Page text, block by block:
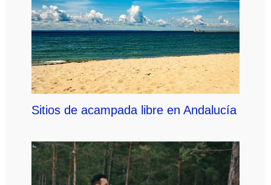
Sitios de acampada libre en Andalucía